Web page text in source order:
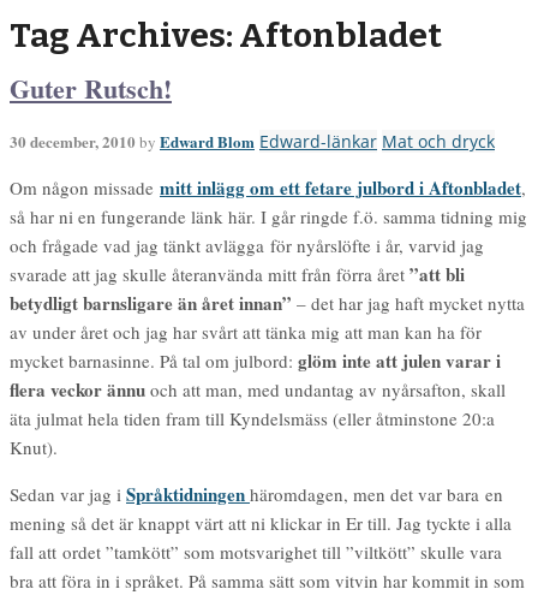
Tag Archives: Aftonbladet
Guter Rutsch!
30 december, 2010 by Edward Blom Edward-länkar Mat och dryck
Om någon missade mitt inlägg om ett fetare julbord i Aftonbladet,
så har ni en fungerande länk här. I går ringde f.ö. samma tidning mig
och frågade vad jag tänkt avlägga för nyårslöfte i år, varvid jag
svarade att jag skulle återanvända mitt från förra året ”att bli
betydligt barnsligare än året innan” – det har jag haft mycket nytta
av under året och jag har svårt att tänka mig att man kan ha för
mycket barnasinne. På tal om julbord: glöm inte att julen varar i
flera veckor ännu och att man, med undantag av nyårsafton, skall
äta julmat hela tiden fram till Kyndelsmäss (eller åtminstone 20:a
Knut).
Sedan var jag i Språktidningen häromdagen, men det var bara en
mening så det är knappt värt att ni klickar in Er till. Jag tyckte i alla
fall att ordet ”tamkött” som motsvarighet till ”viltkött” skulle vara
bra att föra in i språket. På samma sätt som vitvin har kommit in som